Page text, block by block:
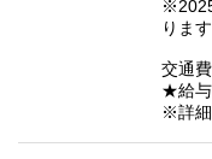
ります
交通
★給
※詳細